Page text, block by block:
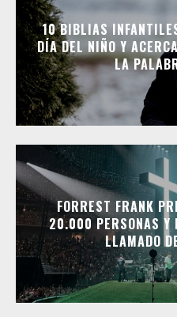
10 BIBLIAS
DÍA DEL NIÑO Y
LA
FORREST FRANK
20.000 PERSONAS Y
LLAMADO